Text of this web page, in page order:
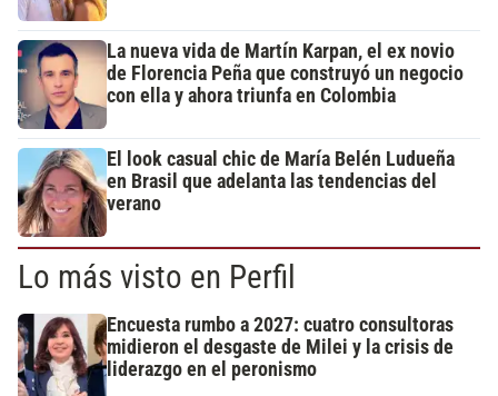
La nueva vida de Martín Karpan, el ex novio
de Florencia Peña que construyó un negocio
con ella y ahora triunfa en Colombia
El look casual chic de María Belén Ludueña
en Brasil que adelanta las tendencias del
verano
Lo más visto en Perfil
Encuesta rumbo a 2027: cuatro consultoras
midieron el desgaste de Milei y la crisis de
liderazgo en el peronismo